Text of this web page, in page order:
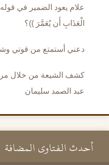
علام يعود الضمير في
الْعَذَابِ أَن يُعَمَّرَ ))؟
دعني أستمتع من قوتي
كشف الشيعة من خلال
عبد الصمد سليمان
أحدث الفتاوى المضافة